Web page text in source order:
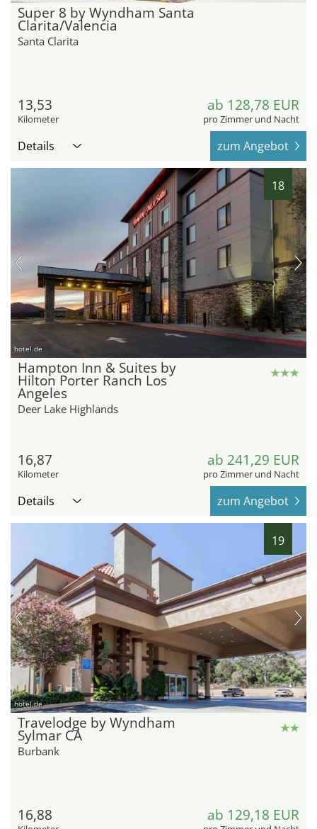
Super 8 by Wyndham Santa
Clarita/Valencia
Santa Clarita
13,53
Kilometer
ab 128,78 EUR
pro Zimmer und Nacht
Details zum Angebot
18
hotel.de
Hampton Inn & Suites by
Hilton Porter Ranch Los
Angeles
Deer Lake Highlands
16,87
Kilometer
ab 241,29 EUR
pro Zimmer und Nacht
Details zum Angebot
19
hotel.de
Travelodge by Wyndham
Sylmar CA
Burbank
16,88 ab 129,18 EUR